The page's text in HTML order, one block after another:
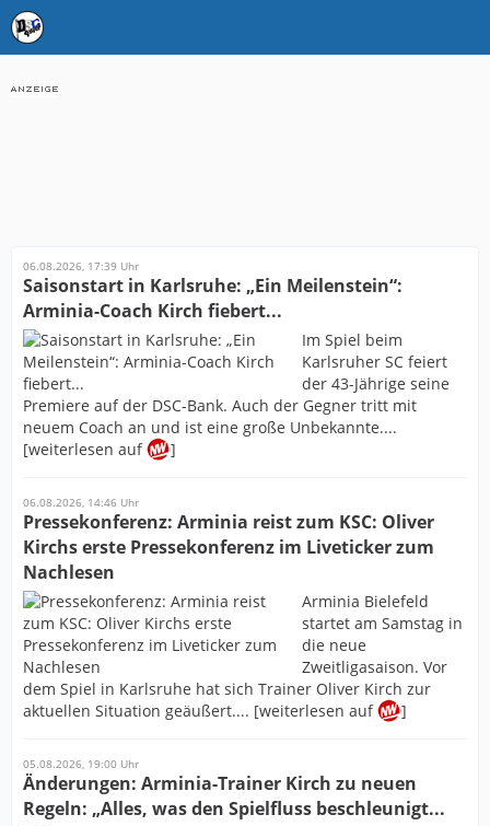
06.08.2026, 17:39 Uhr
Saisonstart in Karlsruhe: „Ein Meilenstein“:
Arminia-Coach Kirch fiebert...
Im Spiel beim
Karlsruher SC feiert
der 43-Jährige seine
Premiere auf der DSC-Bank. Auch der Gegner tritt mit
neuem Coach an und ist eine große Unbekannte....
[weiterlesen auf
]
06.08.2026, 14:46 Uhr
Pressekonferenz: Arminia reist zum KSC: Oliver
Kirchs erste Pressekonferenz im Liveticker zum
Nachlesen
Arminia Bielefeld
startet am Samstag in
die neue
Zweitligasaison. Vor
dem Spiel in Karlsruhe hat sich Trainer Oliver Kirch zur
aktuellen Situation geäußert.... [weiterlesen auf
]
05.08.2026, 19:00 Uhr
Änderungen: Arminia-Trainer Kirch zu neuen
Regeln: „Alles, was den Spielfluss beschleunigt...